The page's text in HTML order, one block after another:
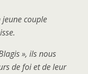
couple
», ils nous
de foi et de leur